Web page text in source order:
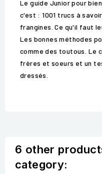
Le guide Junior pour
c'est : 1001 trucs à
frangines. Ce qu'il faut
Les bonnes méthodes
comme des toutous. Le
frères et soeurs et un
dressés.
6 other
category: